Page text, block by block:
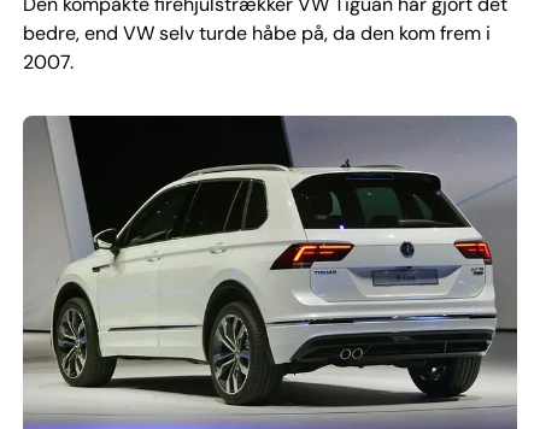
bedre, end VW selv turde håbe på, da den kom frem i
2007.